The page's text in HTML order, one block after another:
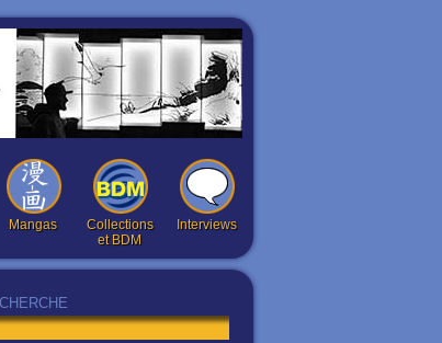
Mangas
Collections
et BDM
Interviews